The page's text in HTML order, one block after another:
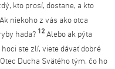
kto prosí, dostane, a kto
Ak niekoho z vás ako otca
hada? 12 Alebo ak pýta
hoci ste zlí, viete dávať dobré
Ducha Svätého tým, čo ho